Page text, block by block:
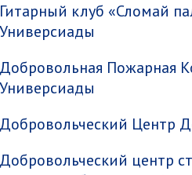
Гитарный клуб «Сломай
Универсиады
Добровольная Пожарная
Универсиады
Добровольческий Центр
Добровольческий центр